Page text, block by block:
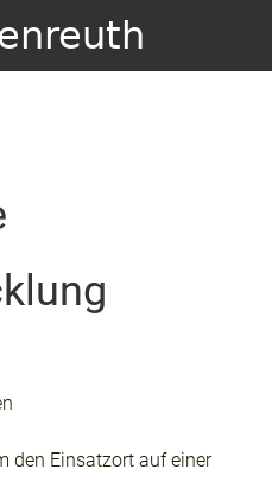
den Einsatzort auf einer